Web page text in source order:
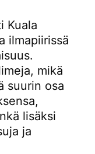
Kuala
ilmapiirissä
mikä
suurin osa
lisäksi
ja